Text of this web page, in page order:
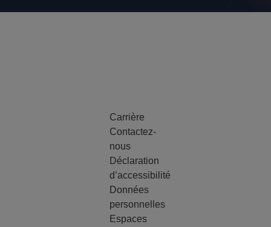
Carrière
Contactez-
nous
Déclaration
d’accessibilité
Données
personnelles
Espaces